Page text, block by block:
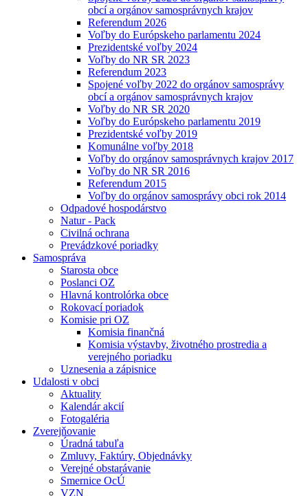
obcí a orgánov samosprávnych krajov
Referendum 2026
Voľby do Európskeho parlamentu 2024
Prezidentské voľby 2024
Voľby do NR SR 2023
Referendum 2023
Spojené voľby 2022 do orgánov samosprávy
obcí a orgánov samosprávnych krajov
Voľby do NR SR 2020
Voľby do Európskeho parlamentu 2019
Prezidentské voľby 2019
Komunálne voľby 2018
Voľby do orgánov samosprávnych krajov 2017
Voľby do NR SR 2016
Referendum 2015
Voľby do orgánov samosprávy obci rok 2014
Odpadové hospodárstvo
Natur - Pack
Civilná ochrana
Prevádzkové poriadky
Samospráva
Starosta obce
Poslanci OZ
Hlavná kontrolórka obce
Rokovací poriadok
Komisie pri OZ
Komisia finančná
Komisia výstavby, životného prostredia a
verejného poriadku
Uznesenia a zápisnice
Udalosti v obci
Aktuality
Kalendár akcií
Fotogaléria
Zverejňovanie
Úradná tabuľa
Zmluvy, Faktúry, Objednávky
Verejné obstarávanie
Smernice OcÚ
VZN